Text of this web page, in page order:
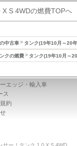
S 4WDの燃費TOPへ
中古車 タンク(19年10月～20
クの燃費 タンク(19年10月～
エッジ・輸入車
ス
約